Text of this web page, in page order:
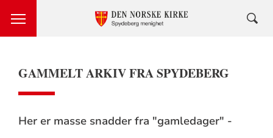
GAMMELT ARKIV FRA SPYDEBERG
Her er masse snadder fra "gamledager" -